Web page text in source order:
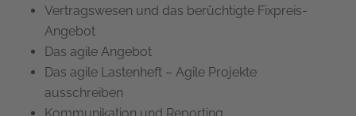
Vertragswesen und das berüchtigte Fixpreis-
Angebot
Das agile Angebot
Das agile Lastenheft – Agile Projekte
ausschreiben
Kommunikation und Reporting